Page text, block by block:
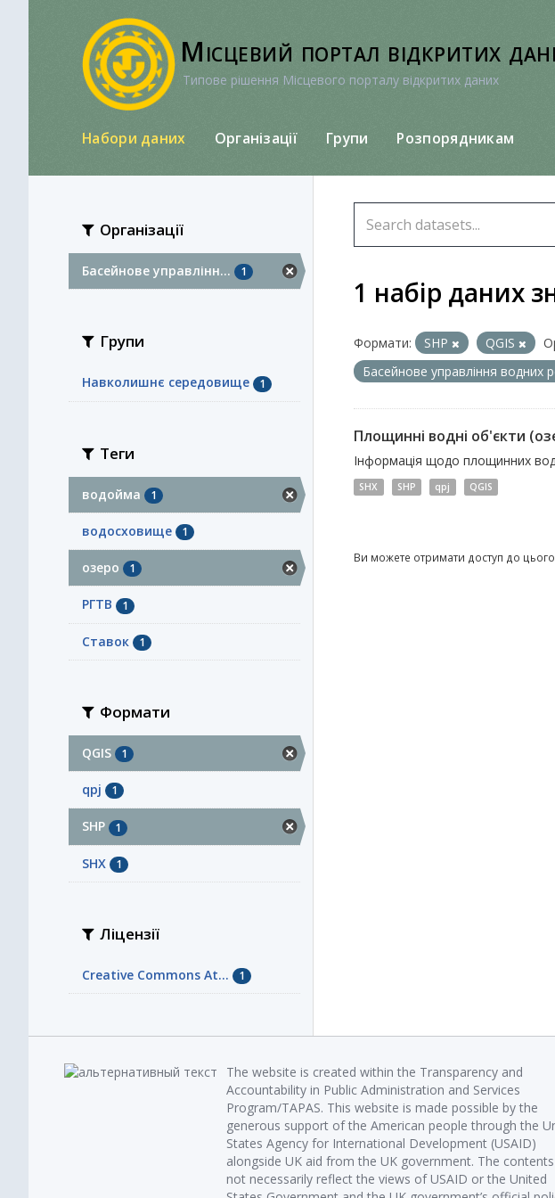
Місцевий портал відкритих
Типове рішення Місцевого порталу відкритих даних
Набори даних Організації Групи Розпорядникам
Організації
Басейнове управлінн... 1
Групи
Навколишнє середовище 1
Теги
водойма 1
водосховище 1
озеро 1
РГТВ 1
Ставок 1
Формати
QGIS 1
qpj 1
SHP 1
SHX 1
Ліцензії
Creative Commons At... 1
1 набір даних
Формати: SHP QGIS
Басейнове управління водних
Площинні водні об'єкти
Інформація щодо площинних
SHX SHP qpj QGIS
Ви можете отримати доступ до
The website is created within the Transparency and
Accountability in Public Administration and Services
Program/TAPAS. This website is made possible by the
generous support of the American people through the
States Agency for International Development (USAID)
alongside UK aid from the UK government. The
not necessarily reflect the views of USAID or the United